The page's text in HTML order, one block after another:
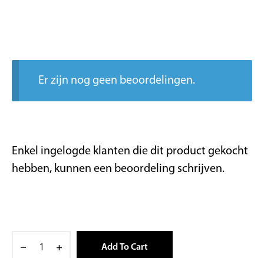
Er zijn nog geen beoordelingen.
Enkel ingelogde klanten die dit product gekocht
hebben, kunnen een beoordeling schrijven.
Add To Cart